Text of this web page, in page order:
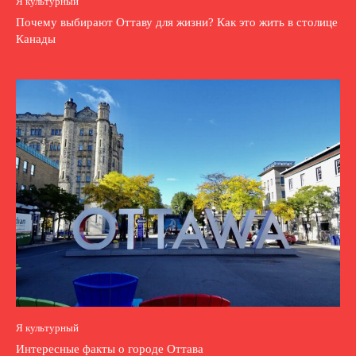
Почему выбирают Оттаву для жизни? Как это жить в столице
Канады
Я культурный
Интересные факты о городе Оттава